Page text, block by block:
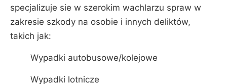
specjalizuje sie w szerokim wachlarzu spraw w
zakresie szkody na osobie i innych deliktów,
takich jak:
Wypadki autobusowe/kolejowe
Wypadki lotnicze